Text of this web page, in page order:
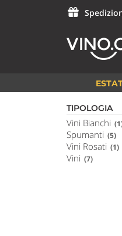
TIPOLOGIA
Vini Bianchi
Spumanti (5)
Vini Rosati (1)
Vini (7)